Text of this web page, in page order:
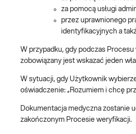
za pomocą usługi
przez uprawnionego
identyfikacyjnych a
W przypadku, gdy podczas
zobowiązany jest wskazać jeden
W sytuacji, gdy Użytkownik
oświadczenie: „Rozumiem i chcę
Dokumentacja medyczna zostanie
zakończonym Procesie weryfikacji.